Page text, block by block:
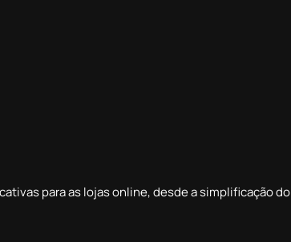
para as lojas online, desde a simplificação